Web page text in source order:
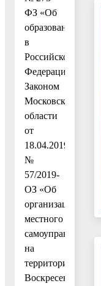
ФЗ «Об
образовании
в
Российской
Федерации»,
Законом
Московской
области
от
18.04.2019
№
57/2019-
ОЗ «Об
организации
местного
самоуправления
на
территории
Воскресенского